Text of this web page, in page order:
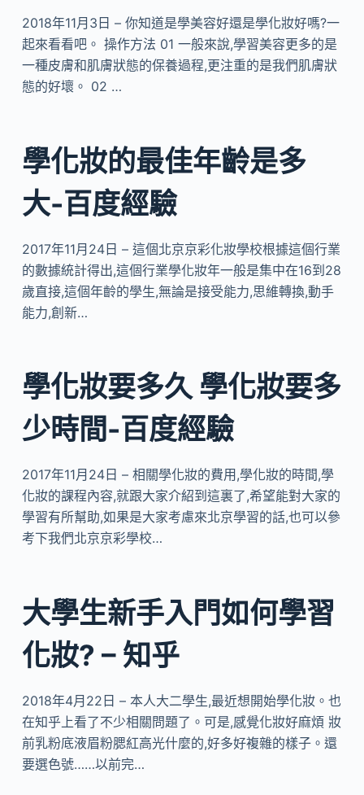
2018年11月3日 – 你知道是學美容好還是學化妝好嗎?一
起來看看吧。 操作方法 01 一般來說,學習美容更多的是
一種皮膚和肌膚狀態的保養過程,更注重的是我們肌膚狀
態的好壞。 02 …
學化妝的最佳年齡是多
大-百度經驗
2017年11月24日 – 這個北京京彩化妝學校根據這個行業
的數據統計得出,這個行業學化妝年一般是集中在16到28
歲直接,這個年齡的學生,無論是接受能力,思維轉換,動手
能力,創新…
學化妝要多久 學化妝要多
少時間-百度經驗
2017年11月24日 – 相關學化妝的費用,學化妝的時間,學
化妝的課程內容,就跟大家介紹到這裏了,希望能對大家的
學習有所幫助,如果是大家考慮來北京學習的話,也可以參
考下我們北京京彩學校…
大學生新手入門如何學習
化妝? – 知乎
2018年4月22日 – 本人大二學生,最近想開始學化妝。也
在知乎上看了不少相關問題了。可是,感覺化妝好麻煩 妝
前乳粉底液眉粉腮紅高光什麼的,好多好複雜的樣子。還
要選色號……以前完…